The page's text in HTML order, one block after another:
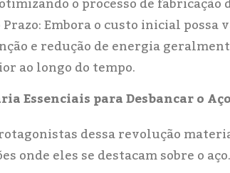
Embora o custo inicial
e redução de energia
ao longo do tempo.
Essenciais para Desbancar o
dessa revolução
onde eles se destacam sobre o aço.